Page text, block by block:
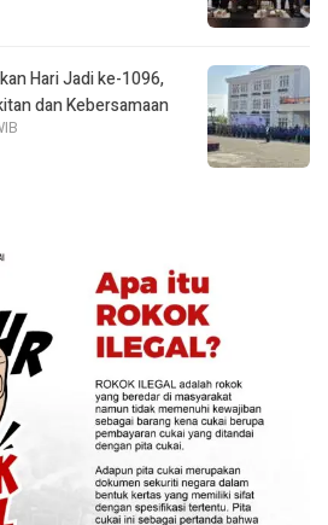
Hari Jadi ke-1096,
dan Kebersamaan